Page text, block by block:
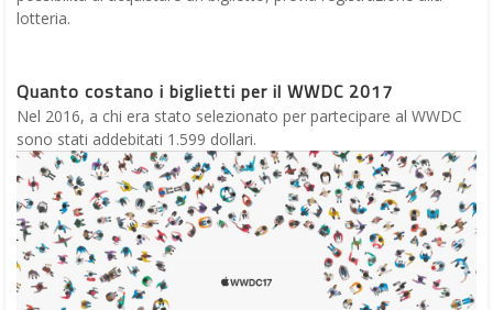
lotteria.
Quanto costano i biglietti per il WWDC 2017
Nel 2016, a chi era stato selezionato per partecipare al WWDC
sono stati addebitati 1.599 dollari.